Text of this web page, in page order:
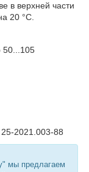
в верхней части
20 °С.
50...105
2021.003-88
мы предлагаем